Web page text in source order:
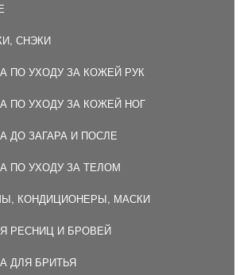
СНЭКИ
ПО УХОДУ ЗА КОЖЕЙ РУК
ПО УХОДУ ЗА КОЖЕЙ НОГ
ДО ЗАГАРА И ПОСЛЕ
ПО УХОДУ ЗА ТЕЛОМ
КОНДИЦИОНЕРЫ, МАСКИ
РЕСНИЦ И БРОВЕЙ
ДЛЯ БРИТЬЯ